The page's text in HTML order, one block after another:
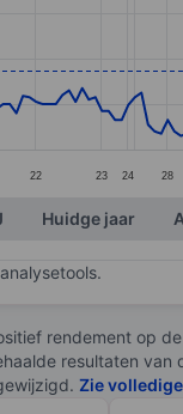
28.3 to 32.42.
22 23 24 28
Huidge jaar
rendement op
resultaten
Zie